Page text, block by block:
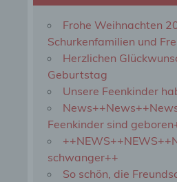
Frohe Weihnachten
Schurkenfamilien und
Herzlichen
Geburtstag
Unsere Feenkinder
Feenkinder sind
schwanger++
So schön, die